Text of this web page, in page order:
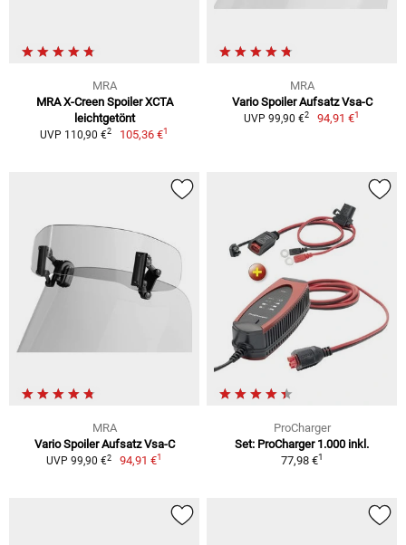
MRA
MRA X-Creen Spoiler XCTA
leichtgetönt
UVP 110,90 €2 105,36 €1
MRA
Vario Spoiler Aufsatz Vsa-C
UVP 99,90 €2 94,91 €1
MRA
Vario Spoiler Aufsatz Vsa-C
UVP 99,90 €2 94,91 €1
ProCharger
Set: ProCharger 1.000 inkl.
77,98 €1